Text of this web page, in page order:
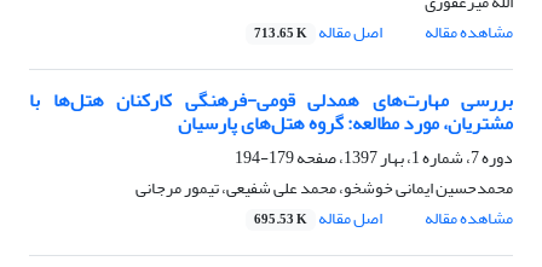
مشاهده مقاله
اصل مقاله 713.65 K
بررسی مهارت‌های همدلی قومی-فرهنگی کارکنان هتل‌ها با
مشتریان، مورد مطالعه: گروه هتل‌های پارسیان
دوره 7، شماره 1، بهار 1397، صفحه
179-194
محمدحسین ایمانی خوشخو، محمد علی شفیعی، تیمور مرجانی
مشاهده مقاله
اصل مقاله 695.53 K